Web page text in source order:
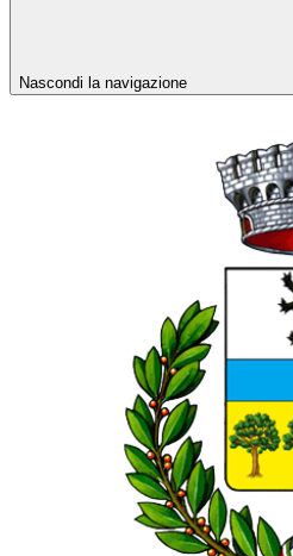
Nascondi la navigazione